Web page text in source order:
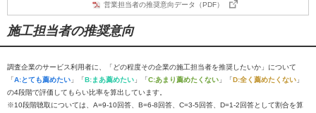
営業担当者の推奨意向データ（PDF）
施工担当者の推奨意向
調査企業のサービス利用者に、「どの程度その企業の施工担当者を推奨したいか」について
「A:とても薦めたい 」「B:まあ薦めたい 」「C:あまり薦めたくない 」「D:全く薦めたくない 」
の4段階で評価してもらい比率を算出しています。
※10段階聴取については、A=9-10回答、B=6-8回答、C=3-5回答、D=1-2回答として割合を算